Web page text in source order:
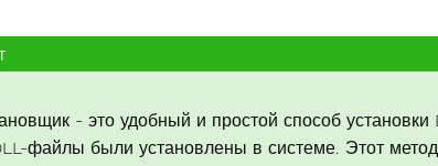
- это удобный и простой способ
файлы были установлены в системе. Этот